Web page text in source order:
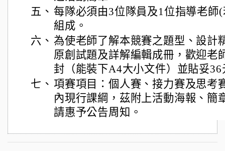
五、 每隊必須由3位隊員及1位指導老師
組成。
六、 為使老師了解本競賽之題型、設計
原創試題及詳解編輯成冊，歡迎老
封（能裝下A4大小文件）並貼妥
七、 項賽項目：個人賽、接力賽及思考
內現行課綱，茲附上活動海報、簡
請惠予公告周知。